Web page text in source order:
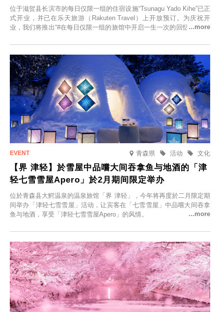
位于滋贺县长滨市的每日仅限一组的住宿设施“Tsunagu Yado Kihe”已正
式开业，并已在乐天旅游（Rakuten Travel）上开放预订。为庆祝开
业，我们将推出“#在每日仅限一组的旅馆中开启一生一次的回忆之旅”活
在此与重要之人共度一段难忘的特别时光。
青森県 文化
活动
【界 津轻】於雪屋中品嚐大间吞拿鱼与地酒的「津
轻七雪雪屋Apero」於2月期间限定举办
位於青森县大鰐温泉的温泉旅馆「界 津轻」，今年将再度於二月限定期
间举办「津轻七雪雪屋」活动，让宾客在「七雪雪屋」中品嚐大间吞拿
鱼与地酒，享受「津轻七雪雪屋Apero」的风情。